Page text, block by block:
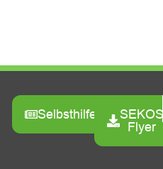
SelbsthilfezeitungSEKOS
Flyer